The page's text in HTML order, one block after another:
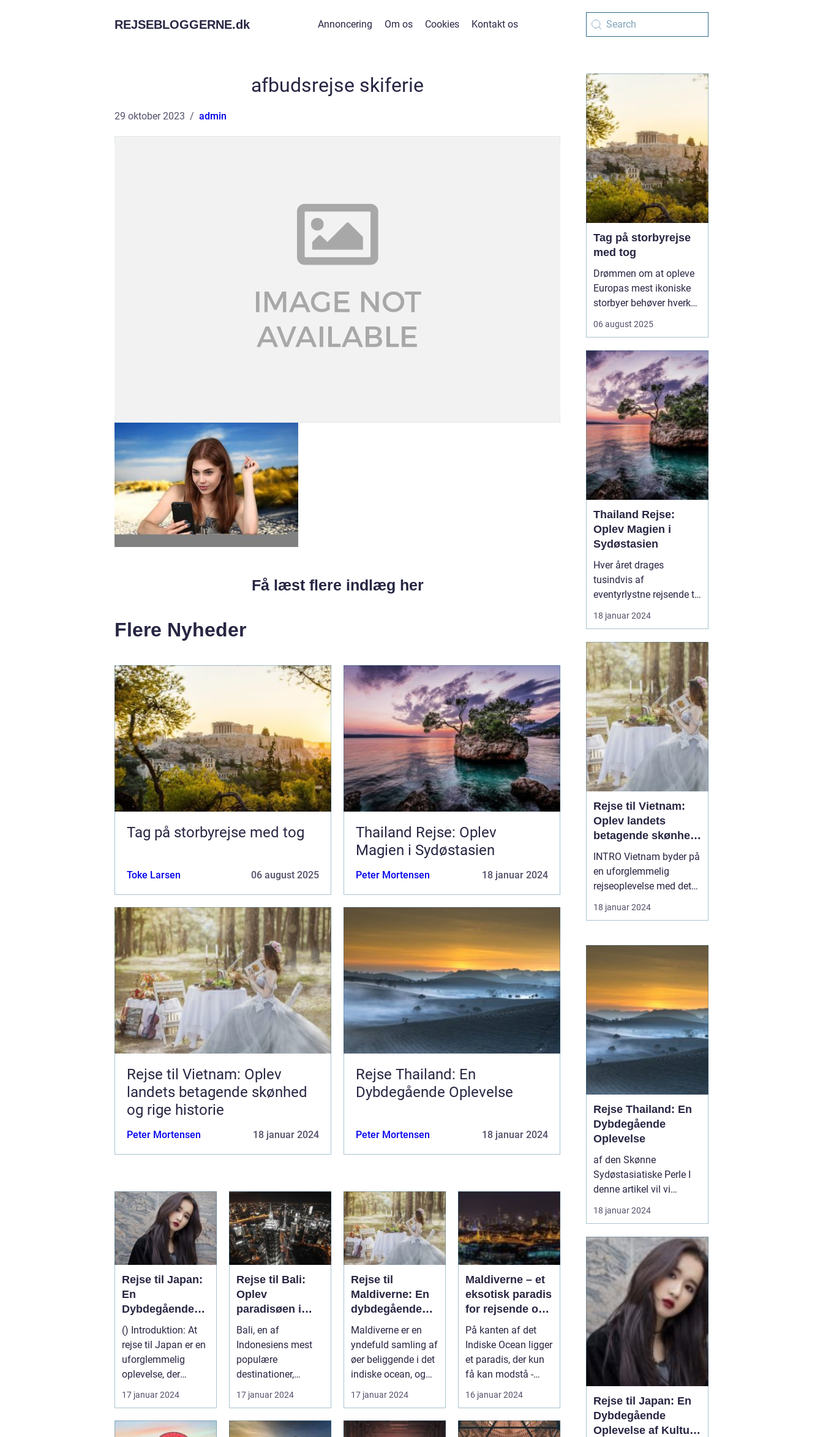
REJSEBLOGGERNE.dk Annoncering Om os Cookies Kontakt os
afbudsrejse skiferie
29 oktober 2023 admin
Få læst flere indlæg her
Flere Nyheder
Tag på storbyrejse med tog
Toke Larsen 06 august 2025
Thailand Rejse: Oplev
Magien i Sydøstasien
Peter Mortensen 18 januar 2024
Rejse til Vietnam: Oplev
landets betagende skønhed
og rige historie
Peter Mortensen 18 januar 2024
Rejse Thailand: En
Dybdegående Oplevelse
Peter Mortensen 18 januar 2024
Rejse til Japan:
En
Dybdegående
Oplevelse af
Kultur og
Historie
() Introduktion: At
rejse til Japan er en
uforglemmelig
oplevelse, der
tilfredsstiller enhver
eventy...
17 januar 2024
Rejse til Bali:
Oplev
paradisøen i
Indonesien
Bali, en af
Indonesiens mest
populære
destinationer,
tiltrækker år efter år
et utal af rejsende
og e...
17 januar 2024
Rejse til
Maldiverne: En
dybdegående
oplevelse af
paradisets
skønhed og
historie
Maldiverne er en
yndefuld samling af
øer beliggende i det
indiske ocean, og
tilbyder en
uforglemmeli...
17 januar 2024
Maldiverne – et
eksotisk paradis
for rejsende og
eventyrlystne
På kanten af det
Indiske Ocean ligger
et paradis, der kun
få kan modstå -
Maldiverne. Denne
smukke ø...
16 januar 2024
Tag på storbyrejse
med tog
Drømmen om at opleve
Europas mest ikoniske
storbyer behøver hverken
eller stressende flyture.
vælger i dag at tage på
storbyferie med tog, og
det er ikke uden grund.
Tog...
06 august 2025
Thailand Rejse:
Oplev Magien i
Sydøstasien
Hver året drages
tusindvis af
eventyrlystne rejsende til
Thailand - et mystisk og
farvestrålende land, der
skønhed, kulturarv og en
gæstfrihed, der er
uovertruffen. Uanset om
du er en erfaren
globetrotter eller en
førstegangsrej...
18 januar 2024
Rejse til Vietnam:
Oplev landets
betagende skønhed
og rige historie
INTRO Vietnam byder på
en uforglemmelig
rejseoplevelse med dets
betagende landskaber,
fascinerende kultur og
du rejser til de
pulserende byer,
bjergområder eller
slapper af på de idylliske
strande, vil du ...
18 januar 2024
Rejse Thailand: En
Dybdegående
Oplevelse
af den Skønne
Sydøstasiatiske Perle I
denne artikel vil vi
udforske alt, hvad du
behøver at vide om at
om du er en garvet
rejsende eller en
eventyrlysten sjæl, vil
denne dybdegående
guide give dig en
omfattende oversigt ov...
18 januar 2024
Rejse til Japan: En
Dybdegående
Oplevelse af Kultur